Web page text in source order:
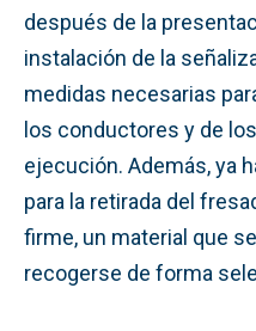
después de la
instalación de la
medidas necesarias
los conductores y de
ejecución. Además, ya
para la retirada del
firme, un material que
recogerse de forma